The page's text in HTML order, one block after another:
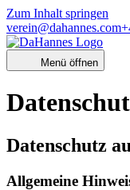
Zum Inhalt springen
verein@dahannes.com
Menü öffnen
Datenschutz
Allgemeine